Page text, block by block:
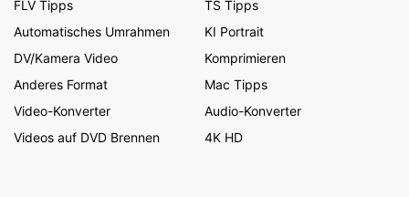
FLV Tipps
TS Tipps
Automatisches Umrahmen
KI Portrait
DV/Kamera Video
Komprimieren
Anderes Format
Mac Tipps
Video-Konverter
Audio-Konverter
Videos auf DVD Brennen
4K HD